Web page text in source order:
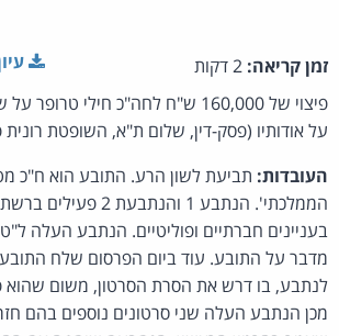
זמן קריאה:
פיצוי של 160,000 ש"ח לחה"כ חילי
על אודותיו (פסק-דין, שלום ת"א, השופטת
העובדות: תביעת לשון הרע. התובע הוא ח"כ
הממלכתי'. הנתבע 1
בעניינים חברתיים ופוליטיים. הנתבע העלה
מדבר על התובע. עוד ביום הפרסום שלח
לנתבע, בו דרש את הסרת הסרטון, משום שהוא
מכן הנתבע העלה שני סרטונים נוספים בהם